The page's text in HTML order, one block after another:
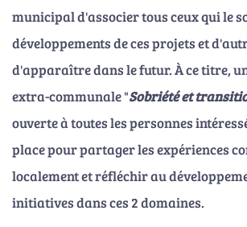
municipal d'associer tous ceux qui le
développements de ces projets et
d'apparaître dans le futur. À ce titre,
extra-communale "Sobriété et
ouverte à toutes les personnes
place pour partager les expériences
localement et réfléchir au
initiatives dans ces 2 domaines.